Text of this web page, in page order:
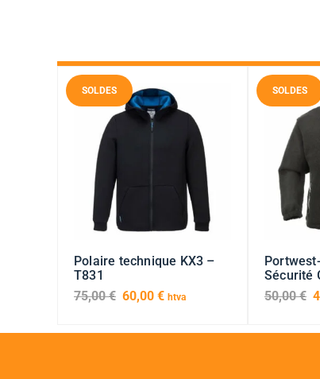
SOLDES
Polaire technique KX3 –
T831
75,00€ 60,00 € htva
SOLDES
Sécurité
50,00€